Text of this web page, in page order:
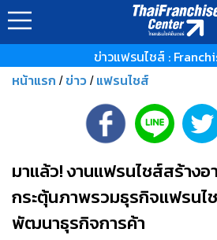
ข่าวแฟรนไชส์ :
หน้าแรก / ข่าว / แฟรนไชส์
มาแล้ว! งานแฟรนไชส์สร้างอ
กระตุ้นภาพรวมธุรกิจแฟรนไ
พัฒนาธุรกิจการค้า